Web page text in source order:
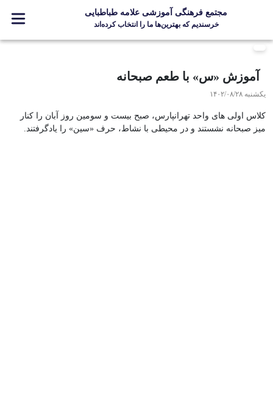
مجتمع فرهنگی آموزشی علامه طباطبایی
خرسندیم که بهترین‌ها ما را انتخاب کرده‌اند
ثبت نام
مدارس
جشنواره ها
آموزش «س» با طعم صبحانه
یکشنبه ۱۴۰۲/۰۸/۲۸
کلاس اولی های واحد تهرانپارس، صبح بیست و سومین روز آبان را کنار
میز صبحانه نشستند و در محیطی با نشاط، حرف «سین» را یادگرفتند.